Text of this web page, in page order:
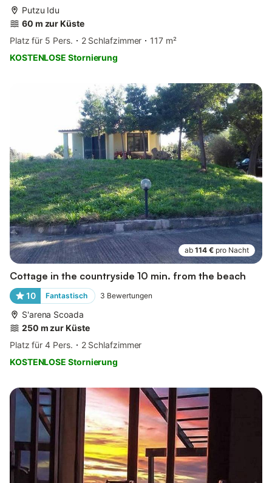
Putzu Idu
60 m zur Küste
Platz für 5 Pers.
2 Schlafzimmer
117 m²
KOSTENLOSE Stornierung
ab 114 € pro Nacht
Cottage in the countryside 10 min. from the beach
10 Fantastisch 3 Bewertungen
S'arena Scoada
250 m zur Küste
Platz für 4 Pers.
2 Schlafzimmer
KOSTENLOSE Stornierung